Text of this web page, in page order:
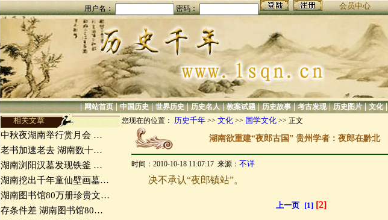
用户名： 密码： 会员中心
|网站首页|中国历史|世界历史|历史名人|教案试题|历史故事|考古发现|历史图片|文化|
相关文章
您现在的位置： 历史千年>> 文化>> 国学文化>> 正文
中秋夜湖南举行赏月会 …
老书加速老去 湖南数十…
湖南浏阳汉墓发现铁釜 …
湖南挖出千年童仙壁画墓…
湖南图书馆80万册珍贵文…
存条件差 湖南图书馆80…
湖南欲重建“夜郎古国” 贵州学者：夜郎在黔北
时间：2010-10-18 11:07:17 来源： 不详
决不承认“夜郎镇站”。
上一页 [1] [2]